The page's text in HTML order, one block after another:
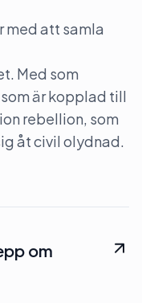
med att samla
Med som
är kopplad till
rebellion, som
åt civil olydnad.
om